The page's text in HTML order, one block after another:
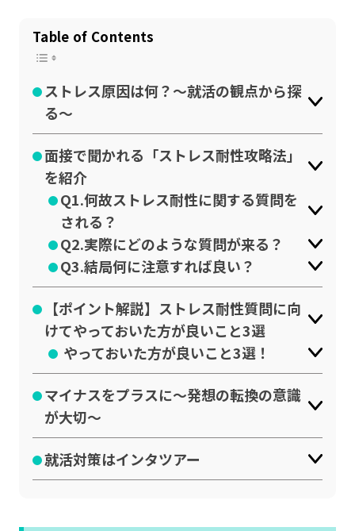
Table of Contents
ストレス原因は何？～就活の観点から探
る～
面接で聞かれる「ストレス耐性攻略法」
を紹介
Q1.何故ストレス耐性に関する質問を
される？
Q2.実際にどのような質問が来る？
Q3.結局何に注意すれば良い？
【ポイント解説】ストレス耐性質問に向
けてやっておいた方が良いこと3選
やっておいた方が良いこと3選！
マイナスをプラスに～発想の転換の意識
が大切～
就活対策はインタツアー